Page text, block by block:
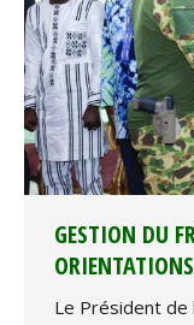
GESTION DU
Le Président de